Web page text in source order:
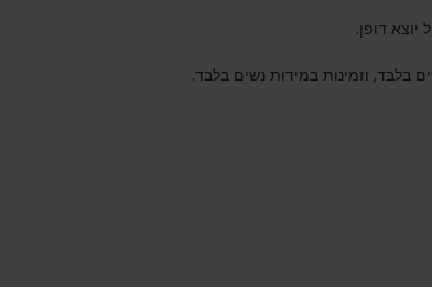
יוצא דופן.
בלבד, וזמינות במידות נשים בלבד.